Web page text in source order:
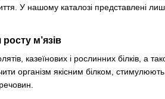
У нашому каталозі представлені
м’язів
казеїнових і рослинних білків, а
організм якісним білком,